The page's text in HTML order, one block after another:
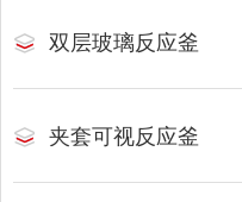
双层玻璃反应釜
夹套可视反应釜